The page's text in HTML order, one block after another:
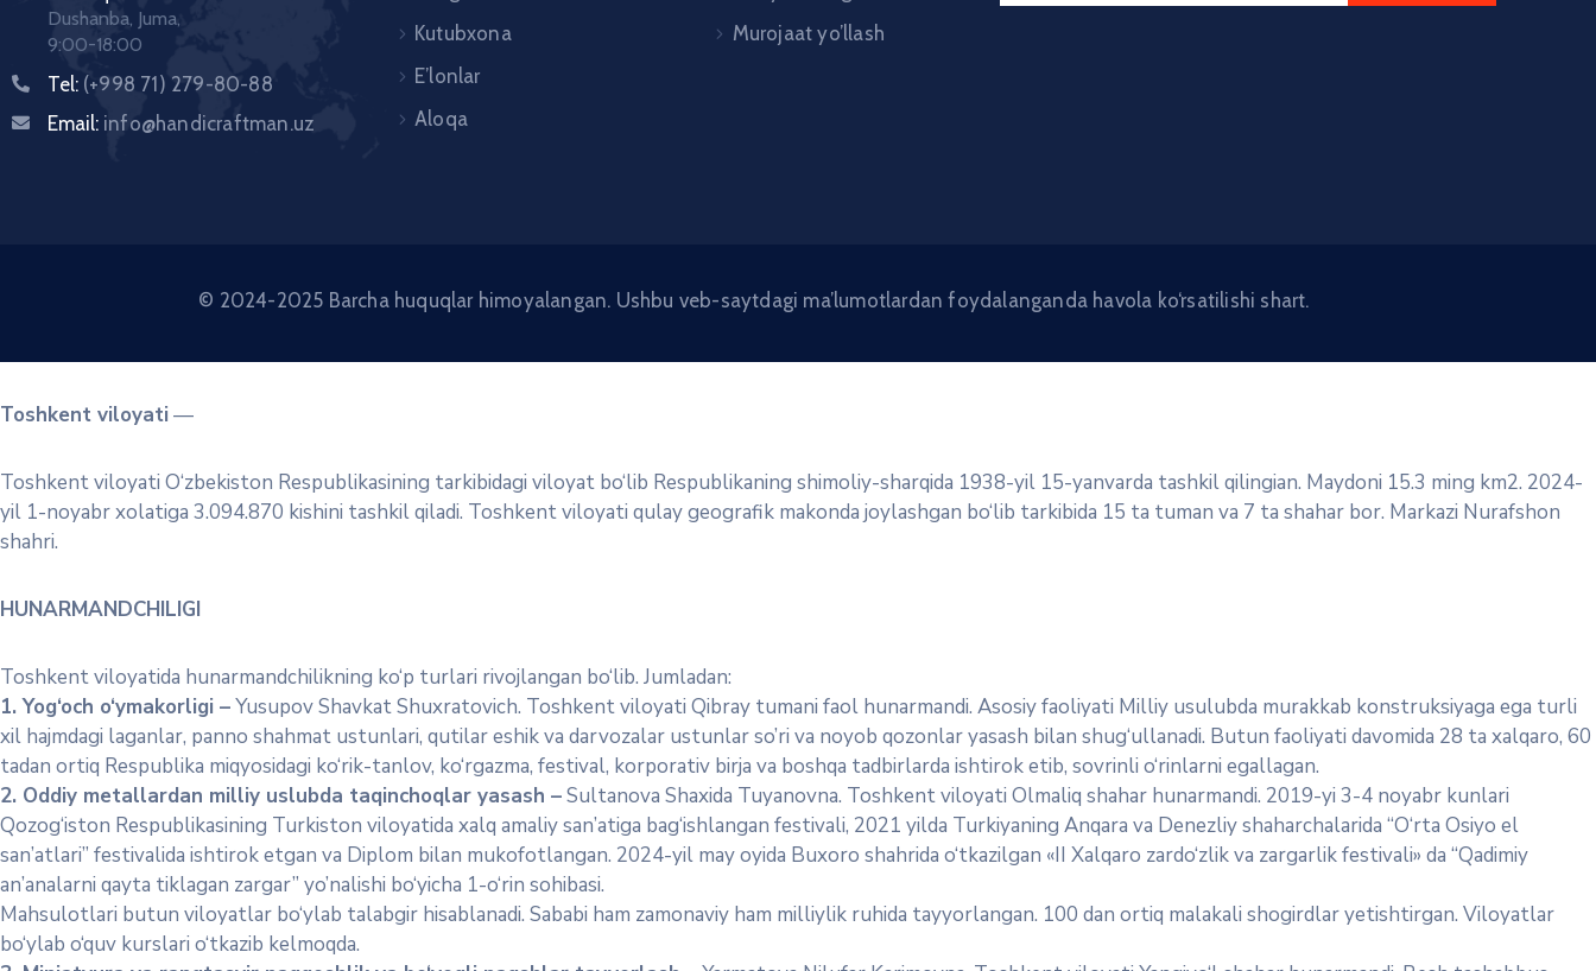
Dushanba, Juma,
9:00-18:00
Tel: (+998 71) 279-80-88
Email: info@handicraftman.uz
Kutubxona
E’lonlar
Aloqa
Murojaat yo’llash
© 2024-2025 Barcha huquqlar himoyalangan. Ushbu veb-saytdagi ma’lumotlardan foydalanganda havola ko‘rsatilishi shart.
Toshkent viloyati —
Toshkent viloyati O‘zbekiston Respublikasining tarkibidagi viloyat bo‘lib Respublikaning shimoliy-sharqida 1938-yil 15-yanvarda tashkil qilingian. Maydoni 15.3 ming km2. 2024-
yil 1-noyabr xolatiga 3.094.870 kishini tashkil qiladi. Toshkent viloyati qulay geografik makonda joylashgan bo‘lib tarkibida 15 ta tuman va 7 ta shahar bor. Markazi Nurafshon
shahri.
HUNARMANDCHILIGI
Toshkent viloyatida hunarmandchilikning ko‘p turlari rivojlangan bo‘lib. Jumladan:
1. Yog‘och o‘ymakorligi –Yusupov Shavkat Shuxratovich. Toshkent viloyati Qibray tumani faol hunarmandi. Asosiy faoliyati Milliy usulubda murakkab konstruksiyaga ega turli
xil hajmdagi laganlar, panno shahmat ustunlari, qutilar eshik va darvozalar ustunlar so’ri va noyob qozonlar yasash bilan shug‘ullanadi. Butun faoliyati davomida 28 ta xalqaro, 60
tadan ortiq Respublika miqyosidagi ko‘rik-tanlov, ko‘rgazma, festival, korporativ birja va boshqa tadbirlarda ishtirok etib, sovrinli o‘rinlarni egallagan.
2. Oddiy metallardan milliy uslubda taqinchoqlar yasash –Sultanova Shaxida Tuyanovna. Toshkent viloyati Olmaliq shahar hunarmandi. 2019-yi 3-4 noyabr kunlari
Qozog‘iston Respublikasining Turkiston viloyatida xalq amaliy san’atiga bag‘ishlangan festivali, 2021 yilda Turkiyaning Anqara va Denezliy shaharchalarida “O‘rta Osiyo el
san’atlari” festivalida ishtirok etgan va Diplom bilan mukofotlangan. 2024-yil may oyida Buxoro shahrida o‘tkazilgan «II Xalqaro zardo‘zlik va zargarlik festivali» da “Qadimiy
an’analarni qayta tiklagan zargar” yo’nalishi bo‘yicha 1-o‘rin sohibasi.
Mahsulotlari butun viloyatlar bo‘ylab talabgir hisablanadi. Sababi ham zamonaviy ham milliylik ruhida tayyorlangan. 100 dan ortiq malakali shogirdlar yetishtirgan. Viloyatlar
bo‘ylab o‘quv kurslari o‘tkazib kelmoqda.